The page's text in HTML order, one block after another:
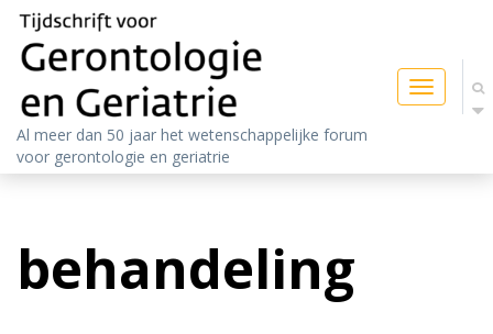
Toggle
navigation
Al meer dan 50 jaar het wetenschappelijke forum
voor gerontologie en geriatrie
behandeling